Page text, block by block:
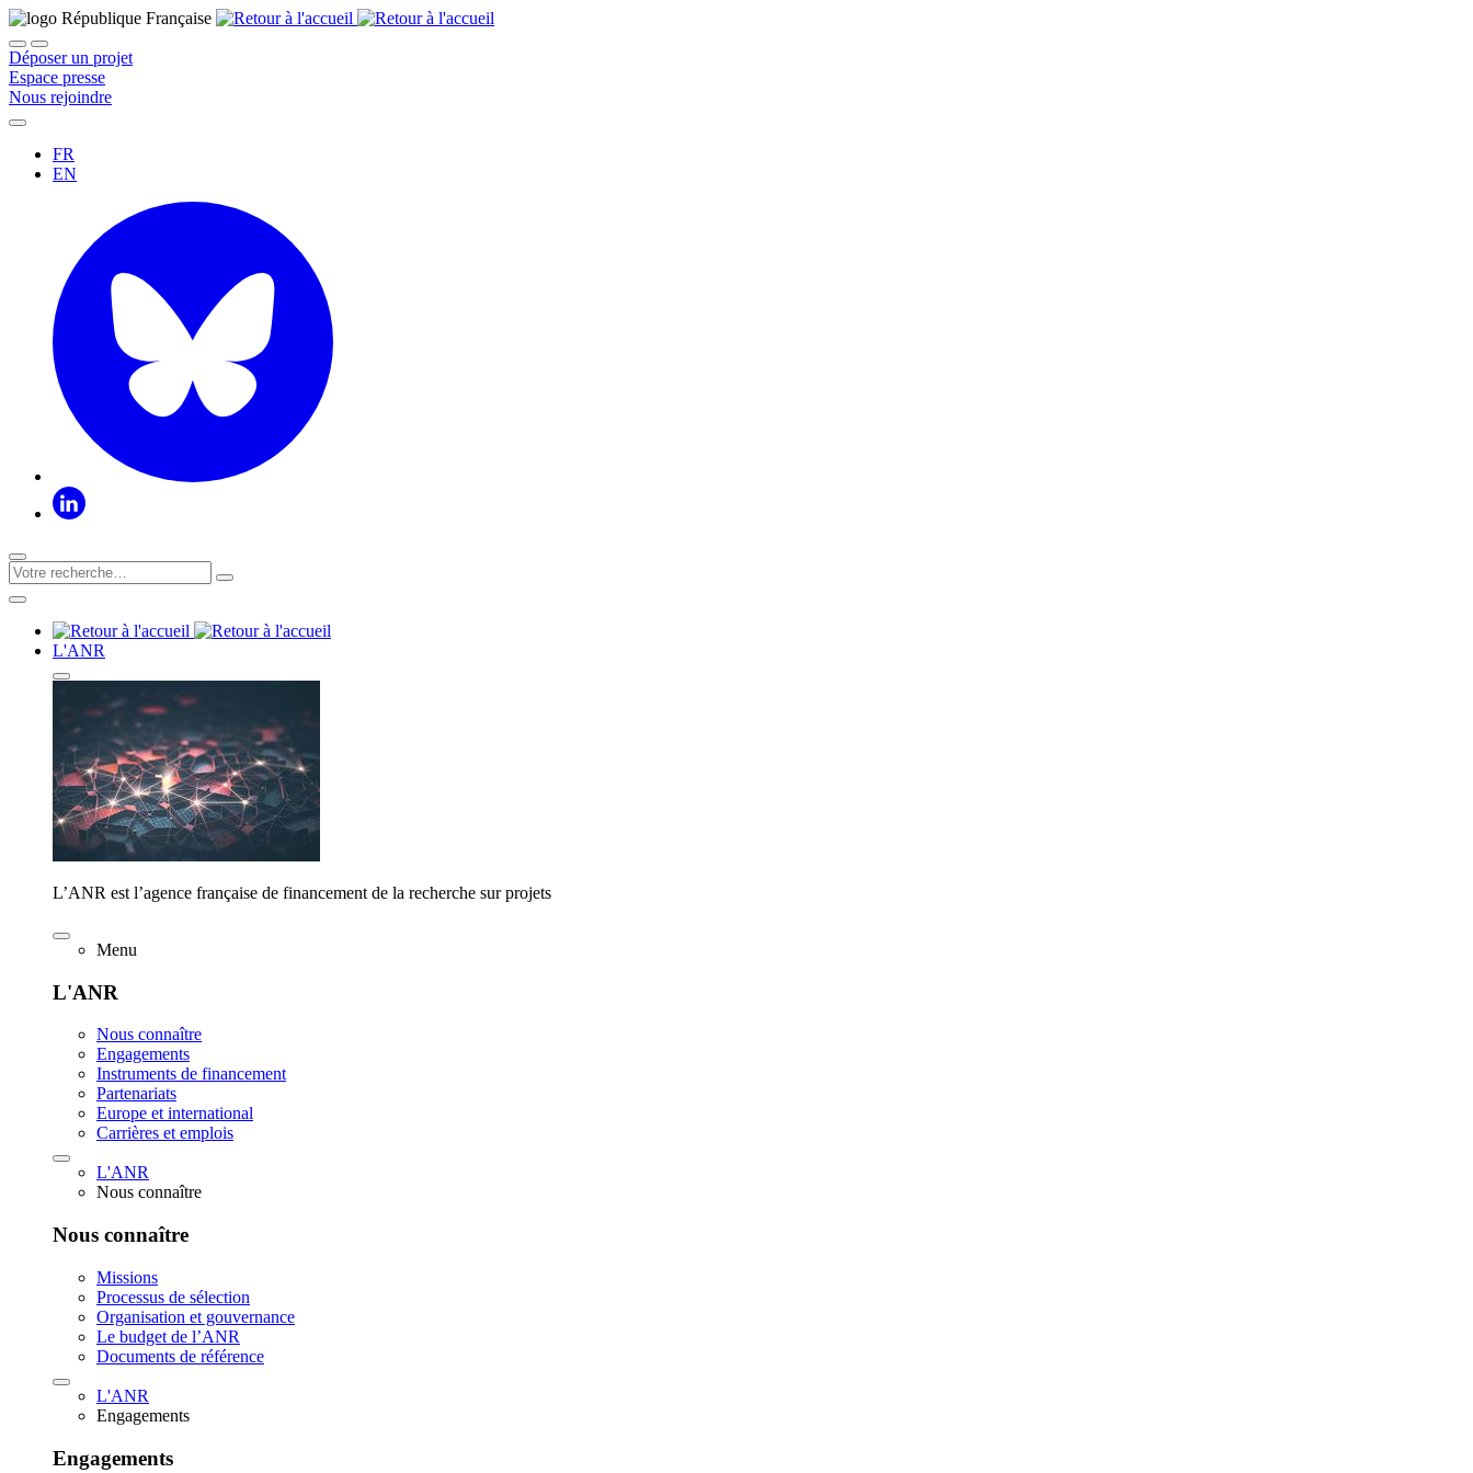
Déposer un projet
Espace presse
Nous rejoindre
FR
EN
L'ANR
L’ANR est l’agence française de financement de la recherche sur projets
Menu
L'ANR
Nous connaître
Engagements
Instruments de financement
Partenariats
Europe et international
Carrières et emplois
L'ANR
Nous connaître
Nous connaître
Missions
Processus de sélection
Organisation et gouvernance
Le budget de l’ANR
Documents de référence
L'ANR
Engagements
Engagements